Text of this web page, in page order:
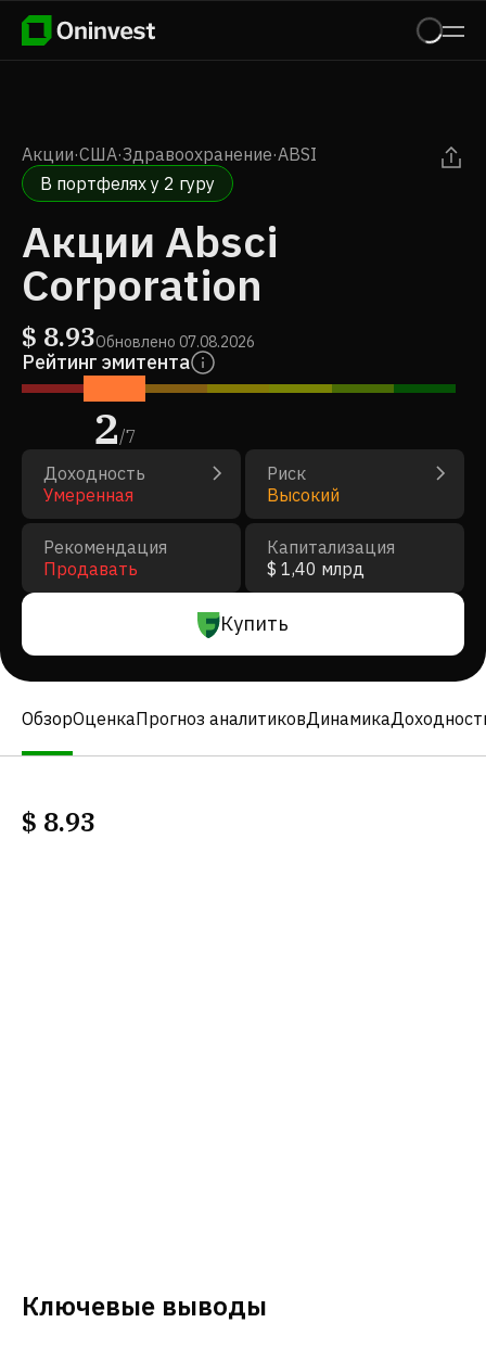
Акции·США·Здравоохранение·ABSI
В портфелях у 2 гуру
Акции Absci
Corporation
$ 8.93Обновлено 07.08.2026
Рейтинг эмитента
2/7
Доходность
Умеренная
Риск
Высокий
Рекомендация
Продавать
Капитализация
$ 1,40 млрд
Купить
ОбзорОценкаПрогноз аналитиковДинамика
$ 8.93
Ключевые выводы